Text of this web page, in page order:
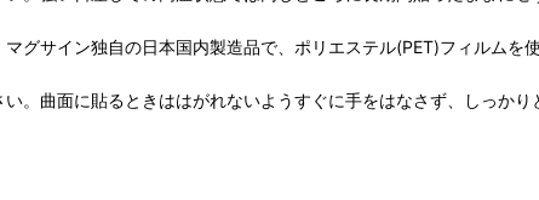
グサイン独自の日本国内製造品で、ポリエステル(PET)フィルム
曲面に貼るときははがれないようすぐに手をはなさず、しっかり